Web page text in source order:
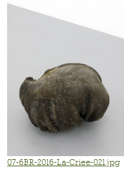
07-6BR-2016-La-Criee-021.jpg